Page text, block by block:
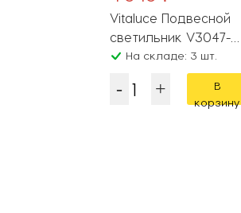
Vitaluce Подвесной
светильник V3047-
0/3SНа складе: 3 шт.
В
корзину